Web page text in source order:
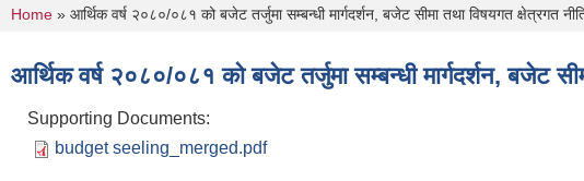
You are here
Home » आर्थिक वर्ष २०८०/०८१ को बजेट तर्जुमा सम्बन्धी मार्गदर्शन, बजेट सीमा तथा विषयगत क्षेत्रगत
आर्थिक वर्ष २०८०/०८१ को बजेट तर्जुमा सम्बन्धी मार्गदर्शन, बजेट
Supporting Documents:
budget seeling_merged.pdf